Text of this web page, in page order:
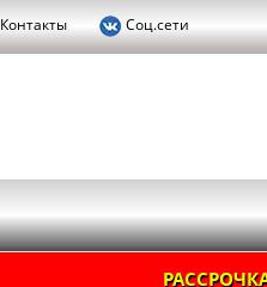
Контакты Соц.сети
РАССРОЧКА